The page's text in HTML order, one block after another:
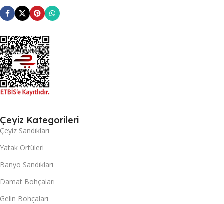
Çeyiz Kategorileri
Çeyiz Sandıkları
Yatak Örtüleri
Banyo Sandıkları
Damat Bohçaları
Gelin Bohçaları